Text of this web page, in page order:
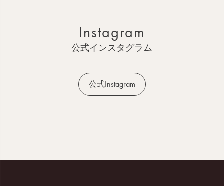
Instagram
公式インスタグラム
公式Instagram